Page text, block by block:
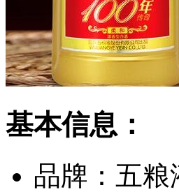
基本信息：
品牌： 五粮